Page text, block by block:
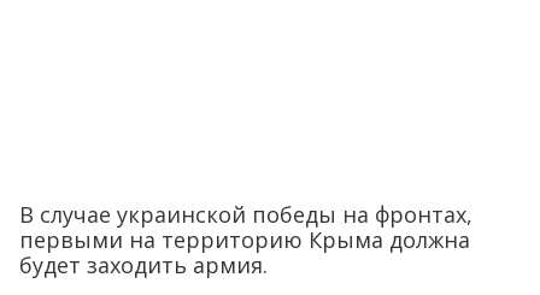
В случае украинской победы на фронтах,
первыми на территорию Крыма должна
будет заходить армия.